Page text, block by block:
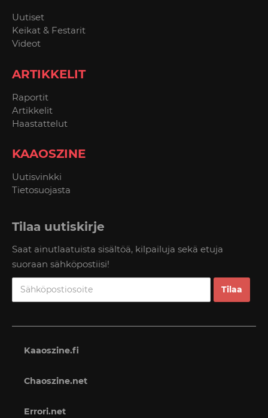
Uutiset
Keikat & Festarit
Videot
ARTIKKELIT
Raportit
Artikkelit
Haastattelut
KAAOSZINE
Uutisvinkki
Tietosuojasta
Tilaa uutiskirje
Saat ainutlaatuista sisältöä, kilpailuja sekä etuja
suoraan sähköpostiisi!
Kaaoszine.fi
Chaoszine.net
Errori.net